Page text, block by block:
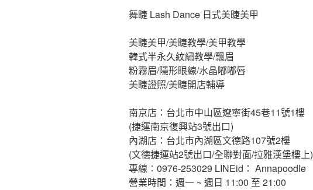
舞睫 Lash Dance 日式美睫美甲
美睫美甲/美睫教學/美甲教學
韓式半永久紋繡教學/飄眉
粉霧眉/隱形眼線/水晶嘟嘟唇
美睫證照/美睫開店輔導
南京店：台北市中山區遼寧街45巷11號1樓
(捷運南京復興站3號出口)
內湖店：台北市內湖區文德路107號2樓
(文德捷運站2號出口/全聯對面/拉雅漢堡樓上)
專線︰0976-253029 LINEid： Annapoodle
營業時間：週一 ~ 週日 11:00 至 21:00